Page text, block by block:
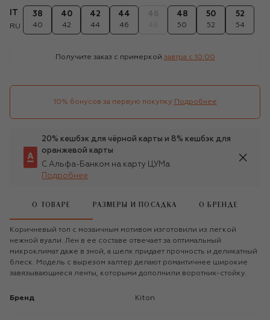
RU
38
40
40
42
42
44
44
46
48
50
50
52
52
54
Получите заказ с примеркой завтра c 10:00
10% бонусов за первую покупку Подробнее
20% кешбэк для чёрной карты и 8% кешбэк для
оранжевой карты
С Альфа-Банком на карту ЦУМа
Подробнее
О ТОВАРЕ РАЗМЕРЫ И ПОСАДКА О БРЕНДЕ
Коричневый топ с мозаичным мотивом изготовили из легкой
нежной вуали. Лен в ее составе отвечает за оптимальный
микроклимат даже в зной, а шелк придает прочность и деликатный
блеск. Модель с вырезом халтер делают романтичнее широкие
завязывающиеся ленты, которыми дополнили воротник-стойку.
Бренд Kiton